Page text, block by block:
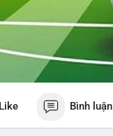
Like Bình luận